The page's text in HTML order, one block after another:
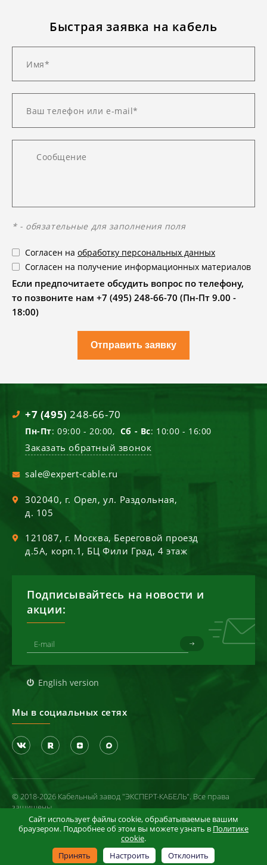
Быстрая заявка на кабель
* - обязательные для заполнения поля
Согласен на обработку персональных данных
Согласен на получение информационных материалов
Если предпочитаете обсудить вопрос по телефону,
то позвоните нам +7 (495) 248-66-70 (Пн-Пт 9.00 -
18:00)
Отправить заявку
+7 (495) 248-66-70
Пн-Пт: 09:00 - 20:00, Сб - Вс: 10:00 - 16:00
Заказать обратный звонок
sale@expert-cable.ru
302040, г. Орел,ул. Раздольная,
д. 105
121087, г. Москва, Береговой проезд
д.5А, корп.1, БЦ Фили Град, 4 этаж
Подписывайтесь на новости и
акции:
English version
Мы в социальных сетях
© 2018-2026 Кабельный завод "ЭКСПЕРТ-КАБЕЛЬ". Все права
защищены
Политика конфиденциальности
Условия использования сайта
Информация в отношении cookie-файлов
Сайт использует файлы cookie, обрабатываемые вашим
браузером. Подробнее об этом вы можете узнать в Политике
cookie.
Принять
Настроить Отклонить